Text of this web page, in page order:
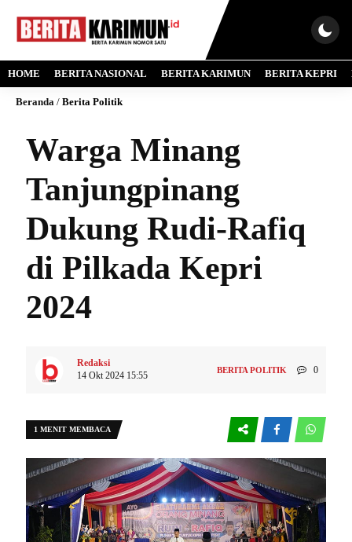
HOME BERITA NASIONAL BERITA KARIMUN BERITA KEPRI
Beranda / Berita Politik
Warga Minang
Tanjungpinang
Dukung Rudi-Rafiq
di Pilkada Kepri
2024
Redaksi
14 Okt 2024 15:55
BERITA POLITIK 0
1 MENIT MEMBACA